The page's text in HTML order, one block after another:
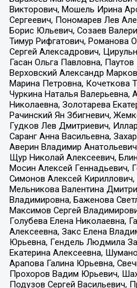
Викторович, Мошель Ирина
Сергеевич, Пономарев Лев
Борис Юльевич, Созаев
Тимур Рифгатович, Романова
Сергей Алексадрович,
Гасан Ольга Павловна,
Верховский Александр
Марина Петровна, Кочеткова
Чуркина Наталья Валерьевна,
Николаевна, Золотарева
Рачинский Ян Збигневич,
Гудков Лев Дмитриевич,
Саранг Анна Васильевна,
Аверин Владимир
Щур Николай Алексеевич,
Мосин Алексей Геннадьевич,
Симонов Алексей
Мельникова Валентина
Владимировна, Баженова
Максимов Сергей
Голубева Елена Николаевна,
Алексеевна, Закс Елена
Юрьевна, Гендель Людмила
Екатерина Алексеевна,
Арапова Галина Юрьевна,
Прохоров Вадим Юрьевич,
Подузов Сергей Васильевич,